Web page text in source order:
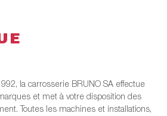
la carrosserie BRUNO SA effectue
et met à votre disposition des
Toutes les machines et installations,